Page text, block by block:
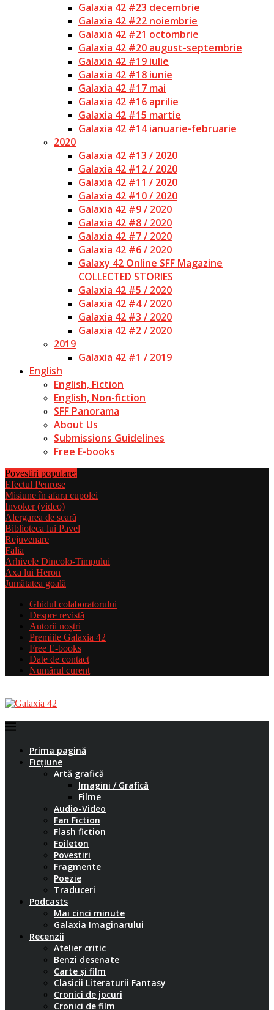
Galaxia 42 #23 decembrie
Galaxia 42 #22 noiembrie
Galaxia 42 #21 octombrie
Galaxia 42 #20 august-septembrie
Galaxia 42 #19 iulie
Galaxia 42 #18 iunie
Galaxia 42 #17 mai
Galaxia 42 #16 aprilie
Galaxia 42 #15 martie
Galaxia 42 #14 ianuarie-februarie
2020
Galaxia 42 #13 / 2020
Galaxia 42 #12 / 2020
Galaxia 42 #11 / 2020
Galaxia 42 #10 / 2020
Galaxia 42 #9 / 2020
Galaxia 42 #8 / 2020
Galaxia 42 #7 / 2020
Galaxia 42 #6 / 2020
Galaxy 42 Online SFF Magazine
COLLECTED STORIES
Galaxia 42 #5 / 2020
Galaxia 42 #4 / 2020
Galaxia 42 #3 / 2020
Galaxia 42 #2 / 2020
2019
Galaxia 42 #1 / 2019
English
English, Fiction
English, Non-fiction
SFF Panorama
About Us
Submissions Guidelines
Free E-books
Povestiri populare:
Efectul Penrose
Misiune în afara cupolei
Invoker (video)
Alergarea de seară
Biblioteca lui Pavel
Rejuvenare
Falia
Arhivele Dincolo-Timpului
Axa lui Heron
Jumătatea goală
Ghidul colaboratorului
Despre revistă
Autorii noștri
Premiile Galaxia 42
Free E-books
Date de contact
Numărul curent
Prima pagină
Ficțiune
Artă grafică
Imagini / Grafică
Filme
Audio-Video
Fan Fiction
Flash fiction
Foileton
Povestiri
Fragmente
Poezie
Traduceri
Podcasts
Mai cinci minute
Galaxia Imaginarului
Recenzii
Atelier critic
Benzi desenate
Carte și film
Clasicii Literaturii Fantasy
Cronici de jocuri
Cronici de film